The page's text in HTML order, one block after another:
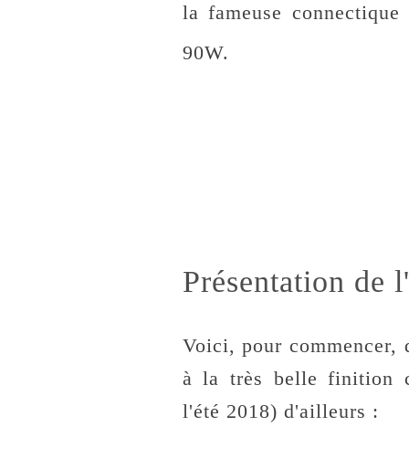
la fameuse
90W.
Présentation de
Voici, pour commencer,
à la très belle finition
l'été 2018) d'ailleurs :